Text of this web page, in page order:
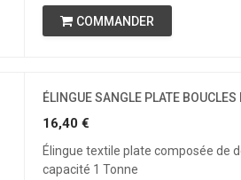
COMMANDER
16,40€
Élingue textile plate composée de
capacité 1 Tonne